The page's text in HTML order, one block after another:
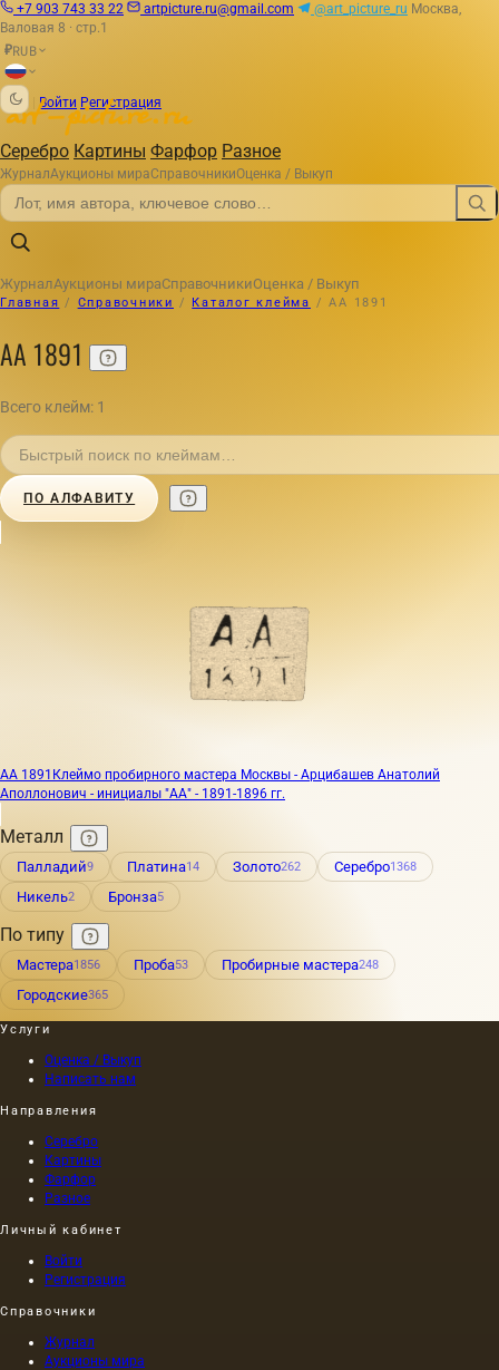
+7 903 743 33 22 artpicture.ru@gmail.com @art_picture_ru Москва,
Валовая 8 · стр.1
₽RUB
Войти Регистрация
Серебро Картины Фарфор Разное
ЖурналАукционы мираСправочникиОценка / Выкуп
ЖурналАукционы мираСправочникиОценка / Выкуп
Главная / Справочники / Каталог клейма / АА 1891
АА 1891
Всего клейм: 1
ПО АЛФАВИТУ
АА 1891 Клеймо пробирного мастера Москвы - Арцибашев Анатолий
Аполлонович - инициалы "АА" - 1891-1896 гг.
Металл
Палладий9 Платина14 Золото262 Серебро1368
Никель2 Бронза5
По типу
Мастера1856 Проба53 Пробирные мастера248
Городские365
Услуги
Оценка / Выкуп
Написать нам
Направления
Серебро
Картины
Фарфор
Разное
Личный кабинет
Войти
Регистрация
Справочники
Журнал
Аукционы мира